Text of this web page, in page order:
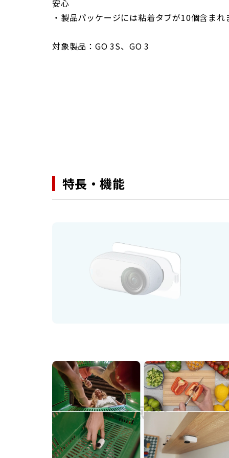
安心
・製品パッケージには粘着タブが10個含まれ
対象製品：GO 3S、GO 3
特長・機能